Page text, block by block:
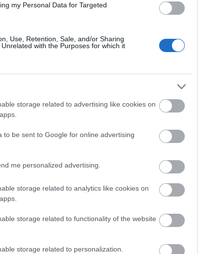
my Personal Data for Targeted
Use, Retention, Sale, and/or Sharing
with the Purposes for which it
storage related to advertising like cookies on
to be sent to Google for online advertising
me personalized advertising.
storage related to analytics like cookies on
storage related to functionality of the website
storage related to personalization.
TOP5
Annyira menő
A 10 legjobb
Szakács akarsz
mit gondol erről
Budapest rejtett
afrikai konyha
ázsiai konyha
baszk konyha
belgium
bocusedor
bocuse dor
dél amerika